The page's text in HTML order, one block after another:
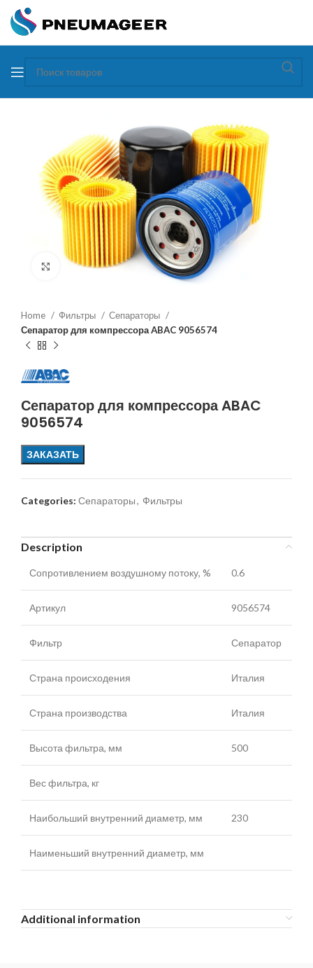
Увеличить
Home Фильтры
Сепараторы
Сепаратор для компрессора ABAC 9056574
Сепаратор для компрессора ABAC
9056574
ЗАКАЗАТЬ
Categories: Сепараторы, Фильтры
Description
Сопротивлением воздушному потоку, % 0.6
Артикул 9056574
Фильтр Сепаратор
Страна происходения Италия
Страна производства Италия
Высота фильтра, мм 500
Вес фильтра, кг
Наибольший внутренний диаметр, мм 230
Наименьший внутренний диаметр, мм
Additional information